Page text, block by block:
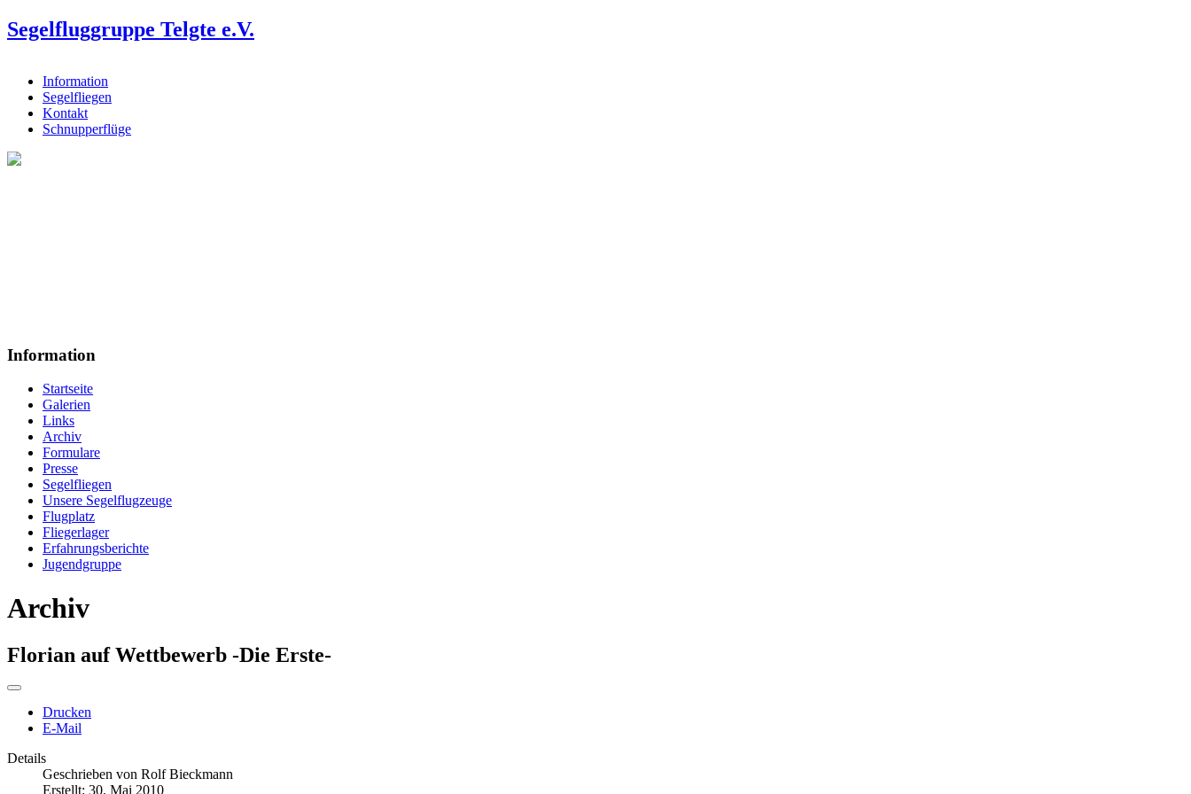
Segelfluggruppe Telgte e.V.
Information
Segelfliegen
Kontakt
Schnupperflüge
Information
Startseite
Galerien
Links
Archiv
Formulare
Presse
Segelfliegen
Unsere Segelflugzeuge
Flugplatz
Fliegerlager
Erfahrungsberichte
Jugendgruppe
Archiv
Florian auf Wettbewerb -Die Erste-
Drucken
E-Mail
Details
Geschrieben von Rolf Bieckmann
Erstellt: 30. Mai 2010